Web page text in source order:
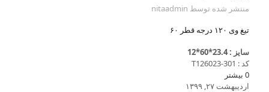
منتشر شده توسط nitaadmin
تیغ وی ۱۲۰ درجه قطر ۶۰
سایز : 23.4*60*12
کد : T126023-301
0 بیشتر
اردیبهشت ۲۷, ۱۳۹۹